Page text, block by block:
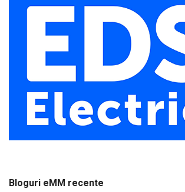
Bloguri eMM recente